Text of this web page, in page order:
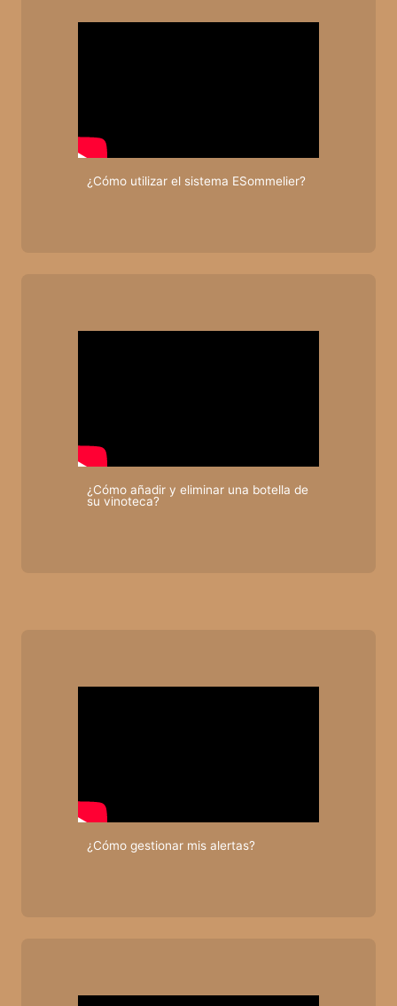
¿Cómo utilizar el sistema ESommelier?
¿Cómo añadir y eliminar una botella de
su vinoteca?
¿Cómo gestionar mis alertas?